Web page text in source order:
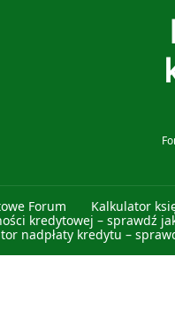
Forum Kalkulator
kredytowej – sprawdź
nadpłaty kredytu –